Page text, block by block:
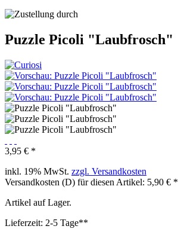
Puzzle Picoli "Laubfrosch"
3,95 € *
inkl. 19% MwSt. zzgl. Versandkosten
Versandkosten (D) für diesen Artikel: 5,90 € *
Artikel auf Lager.
Lieferzeit: 2-5 Tage**